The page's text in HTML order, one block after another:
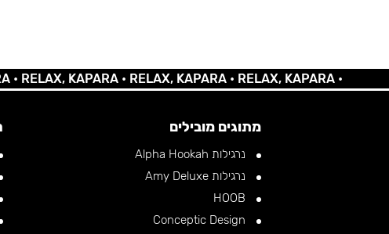
KAPARA •RELAX, KAPARA •RELAX, KAPARA •
מתוגים מובילים
נרגילות Alpha Hookah
נרגילות Amy Deluxe